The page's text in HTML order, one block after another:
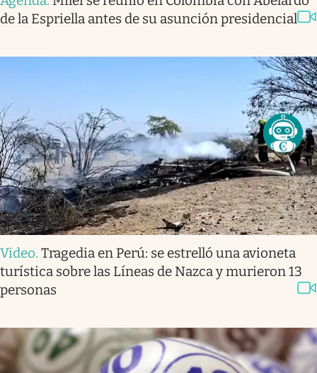
de la Espriella antes de su asunción presidencial
Video. Tragedia en Perú: se estrelló una avioneta
turística sobre las Líneas de Nazca y murieron 13
personas